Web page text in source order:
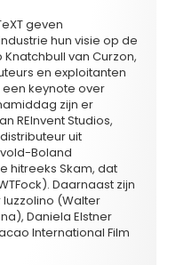
geven
hun visie op de
van Curzon,
en exploitanten
keynote over
zijn er
REInvent Studios,
uit
Boland
hitreeks Skam, dat
Daarnaast zijn
(Walter
Daniela Elstner
International Film